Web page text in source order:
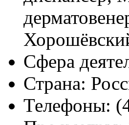
Сфера
Страна:
Телефоны: